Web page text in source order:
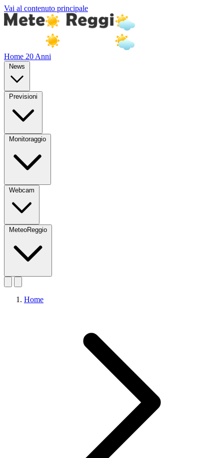
Vai al contenuto principale
Home 20 Anni
News
Previsioni
Monitoraggio
Webcam
MeteoReggio
Home